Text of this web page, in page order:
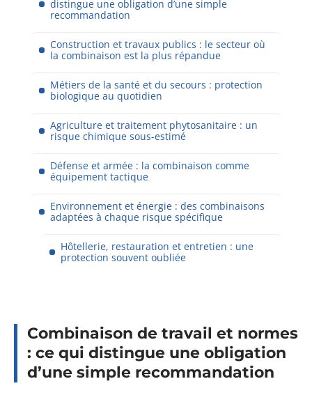
distingue une obligation d’une simple
recommandation
Construction et travaux publics : le secteur où
la combinaison est la plus répandue
Métiers de la santé et du secours : protection
biologique au quotidien
Agriculture et traitement phytosanitaire : un
risque chimique sous-estimé
Défense et armée : la combinaison comme
équipement tactique
Environnement et énergie : des combinaisons
adaptées à chaque risque spécifique
Hôtellerie, restauration et entretien : une
protection souvent oubliée
Combinaison de travail et normes
: ce qui distingue une obligation
d’une simple recommandation